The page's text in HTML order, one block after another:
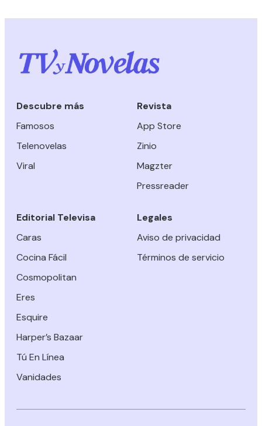
Descubre más
Famosos
Telenovelas
Viral
Revista
App Store
Zinio
Magzter
Pressreader
Editorial Televisa
Caras
Cocina Fácil
Cosmopolitan
Eres
Esquire
Harper’s Bazaar
Tú En Línea
Vanidades
Legales
Aviso de privacidad
Términos de servicio